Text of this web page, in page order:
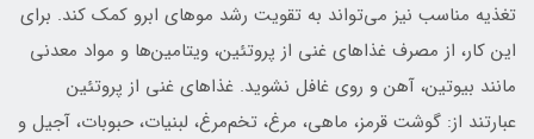
تغذیه مناسب نیز می‌تواند به تقویت رشد موهای ابرو کمک کند. برای
این کار، از مصرف غذاهای غنی از پروتئین، ویتامین‌ها و مواد معدنی
مانند بیوتین، آهن و روی غافل نشوید. غذاهای غنی از پروتئین
عبارتند از: گوشت قرمز، ماهی، مرغ، تخم‌مرغ، لبنیات، حبوبات، آجیل و